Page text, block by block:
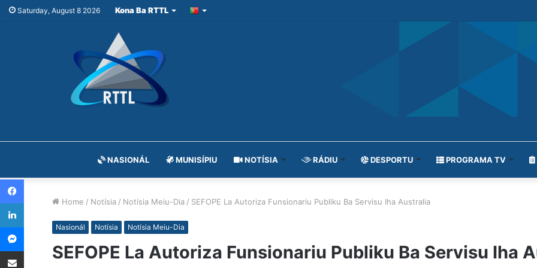
Saturday, August 8 2026 Kona Ba RTTL
NASIONÁL MUNISÍPIU NOTÍSIA RÁDIU DESPORTU PROGRAMA TV
Home / Notísia / Notísia Meiu-Dia / SEFOPE La Autoriza Funsionariu Publiku Ba Servisu Iha Australia
Nasionál Notísia Notísia Meiu-Dia
SEFOPE La Autoriza Funsionariu Publiku Ba Servisu Iha
Facebook
LinkedIn
Messenger